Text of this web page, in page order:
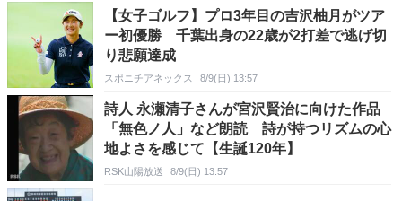
【女子ゴルフ】プロ3年目の吉沢柚月がツア
ー初優勝 千葉出身の22歳が2打差で逃げ切
り悲願達成
スポニチアネックス 8/9(日) 13:57
詩人 永瀬清子さんが宮沢賢治に向けた作品
「無色ノ人」など朗読 詩が持つリズムの心
地よさを感じて【生誕120年】
RSK山陽放送 8/9(日) 13:57